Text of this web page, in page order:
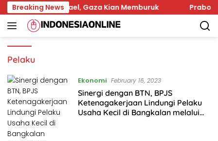
Skip
to
content
Breaking News
Serangan Israel, Gaza Kian Memburuk Prabowo
Pelaku
Ekonomi February 16, 2023
Sinergi dengan BTN, BPJS
Ketenagakerjaan Lindungi Pelaku
Usaha Kecil di Bangkalan melalui